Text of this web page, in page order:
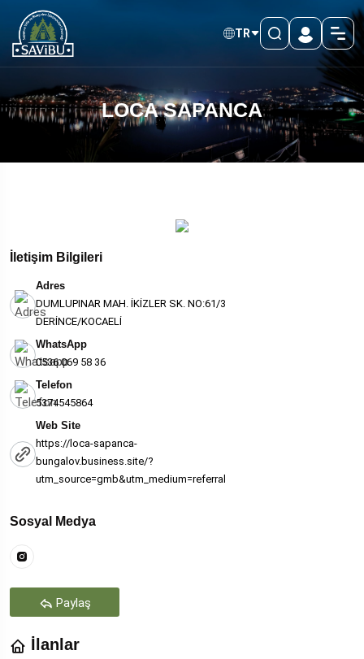
TR
LOCA SAPANCA
İletişim Bilgileri
Adres
DUMLUPINAR MAH. İKİZLER SK. NO:61/3
DERİNCE/KOCAELİ
WhatsApp
0536 069 58 36
Telefon
5374545864
Web Site
https://loca-sapanca-
bungalov.business.site/?
utm_source=gmb&utm_medium=referral
Sosyal Medya
Paylaş
İlanlar